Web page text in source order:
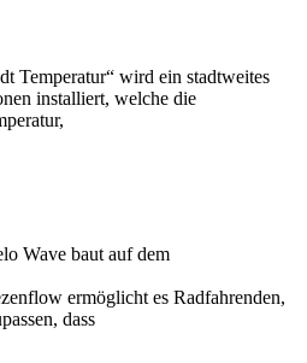
Temperatur“ wird ein stadtweites
installiert, welche die
Wave baut auf dem
ermöglicht es Radfahrenden,
dass